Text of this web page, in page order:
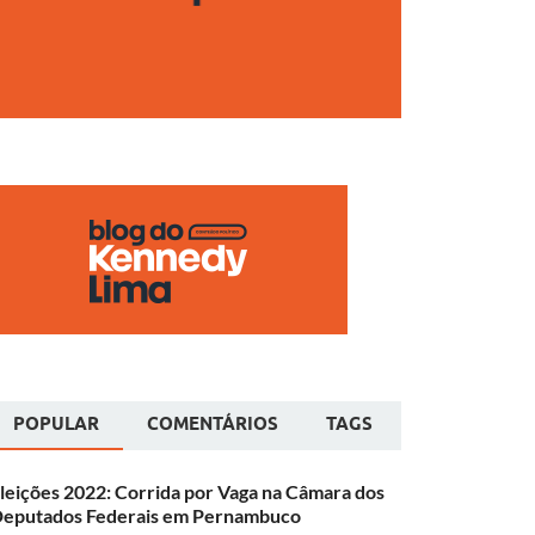
POPULAR COMENTÁRIOS TAGS
2022: Corrida por Vaga na Câmara dos
Federais em Pernambuco